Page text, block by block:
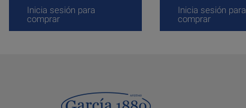
Inicia sesión para
comprar
Inicia sesión para
comprar